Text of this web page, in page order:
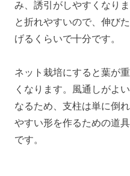
み、誘引がしやすくなり
と折れやすいので、伸び
げるくらいで十分です。
ネット栽培にすると葉が
くなります。風通しがよ
なるため、支柱は単に倒
やすい形を作るための道
です。